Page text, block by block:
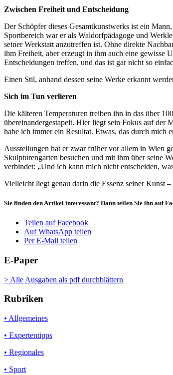
Zwischen Freiheit und Entscheidung
Der Schöpfer dieses Gesamtkunstwerks ist ein
Sportbereich war er als Waldorfpädagoge und
seiner Werkstatt anzutreffen ist. Ohne direkte
ihm Freiheit, aber erzeugt in ihm auch eine gewisse
Entscheidungen treffen, und das ist gar nicht so
Einen Stil, anhand dessen seine Werke erkannt
Sich im Tun verlieren
Die kälteren Temperaturen treiben ihn in das über
übereinandergestapelt. Hier liegt sein Fokus auf der
habe ich immer ein Resultat. Etwas, das durch mich
Ausstellungen hat er zwar früher vor allem in Wien
Skulpturengarten besuchen und mit ihm über seine
verbindet: „Und ich kann mich nicht entscheiden,
Vielleicht liegt genau darin die Essenz seiner Kunst
Sie finden den Artikel interessant? Dann teilen Sie ihn auf
Teilen auf Facebook
Auf WhatsApp teilen
Per E-Mail teilen
E-Paper
> Alle Ausgaben als pdf durchblättern
Rubriken
• Allgemeines
• Expertentipps
• Regionales
• Sport